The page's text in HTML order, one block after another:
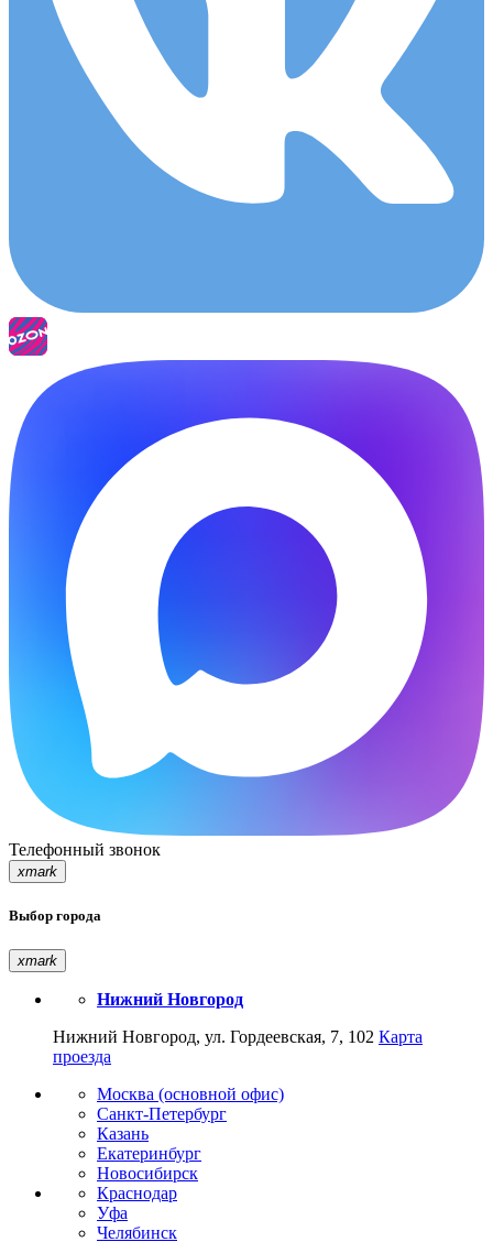
Телефонный звонок
xmark
Выбор города
xmark
Нижний Новгород
Нижний Новгород, ул. Гордеевская, 7, 102 Карта
проезда
Москва (основной офис)
Санкт-Петербург
Казань
Екатеринбург
Новосибирск
Краснодар
Уфа
Челябинск